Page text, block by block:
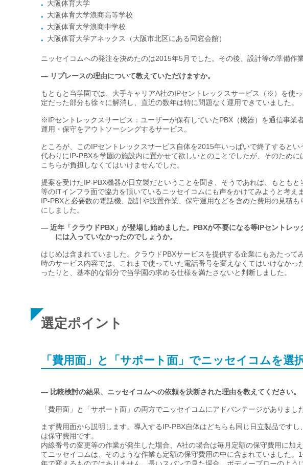
大阪体育大学
大阪体育大学浪商高等学校
大阪体育大学浪商中学校
大阪体育大学アネックス（大阪市北区にある同窓会館）
ニッセイコムへの発注を決めたのは2015年5月でした。その後、設計等の準備作
— リプレースの理由について教えていただけますか。
もともと当学園では、大手キャリアA社のIPセントレックスサービス（※）を使
定だった部分も徐々に解消し、直近の数年は特に問題なく運用できていました。
※IPセントレックスサービス：ユーザーが保有していたPBX（機器）を通信事業
運用・保守をアウトソーシングするサービス。
ところが、このIPセントレックスサービス自体を2015年いっぱいで終了するとい
代わりにIP-PBXを学園の施設内に置かせて欲しいとのことでしたが、そのために
こちらが負担しなくてはいけませんでした。
提案を受けたIP-PBX機器が日立製だということを聞き、そうであれば、もともと
等のITインフラ面で協力を頂いているニッセイコムにも声をかけてみようと考え
IP-PBXと必要数の電話機、設計や設置作業、保守運用などを含めた費用の見積も
にしました。
— 近年「クラウドPBX」が登場し始めました。PBXが不要になる等IPセントレ
には入っていなかったのでしょうか。
はじめは含まれていました。クラウドPBXサービスを提供する企業にもあたっ
時のサービス内容では、これまで使っていた電話番号を変えなくてはいけなか
ったりと、基本的な部分で当学園の求める仕様を満たさないと判断しました。
選定ポイント
「費用面」と「サポート面」でニッセイコムを選
— 比較検討の結果、ニッセイコムへの依頼を決断された理由を教えてください。
「費用面」と「サポート面」の両方でニッセイコムにアドバンテージがありました
まず費用面から説明します。導入するIP-PBX自体はどちらも同じ日立製品です
は保守費用です。
内線番号の変更等の作業が発生した場合、A社の場合は毎月定額の保守費用に加
てニッセイコムは、そのような作業も定額の保守費用の中に含まれていました